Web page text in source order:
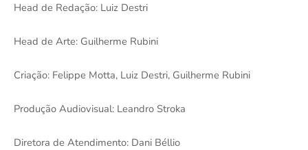
Head de Redação: Luiz Destri
Head de Arte: Guilherme Rubini
Criação: Felippe Motta, Luiz Destri, Guilherme Rubini
Produção Audiovisual: Leandro Stroka
Diretora de Atendimento: Dani Béllio